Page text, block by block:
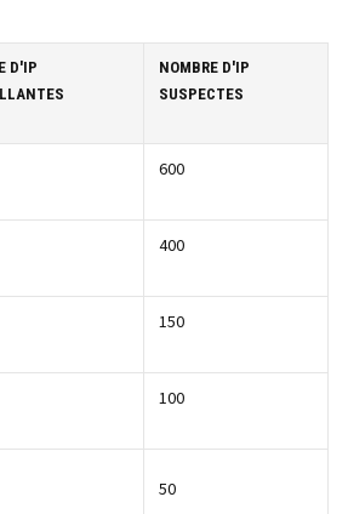
D'IP
NOMBRE D'IP
SUSPECTES
600
400
150
100
50